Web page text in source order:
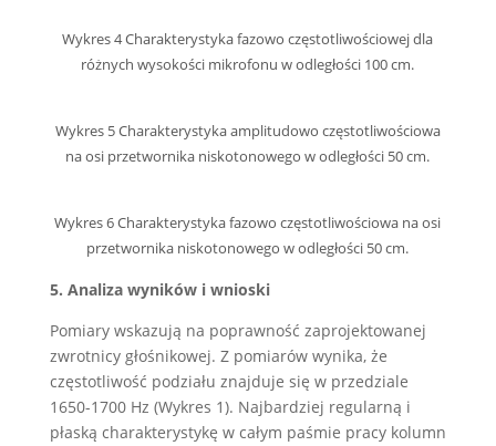
Wykres 4 Charakterystyka fazowo częstotliwościowej dla
różnych wysokości mikrofonu w odległości 100 cm.
Wykres 5 Charakterystyka amplitudowo częstotliwościowa
na osi przetwornika niskotonowego w odległości 50 cm.
Wykres 6 Charakterystyka fazowo częstotliwościowa na osi
przetwornika niskotonowego w odległości 50 cm.
5. Analiza wyników i wnioski
Pomiary wskazują na poprawność zaprojektowanej
zwrotnicy głośnikowej. Z pomiarów wynika, że
częstotliwość podziału znajduje się w przedziale
1650-1700 Hz (Wykres 1). Najbardziej regularną i
płaską charakterystykę w całym paśmie pracy kolumn